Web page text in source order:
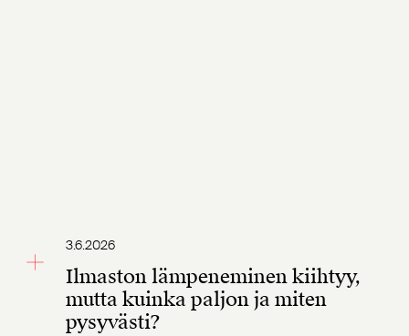
3.6.2026
Ilmaston lämpeneminen kiihtyy,
mutta kuinka paljon ja miten
pysyvästi?